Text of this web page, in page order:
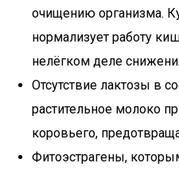
очищению организма.
нормализует работу
нелёгком деле
Отсутствие лактозы в
растительное молоко
коровьего,
Фитоэстрагены,